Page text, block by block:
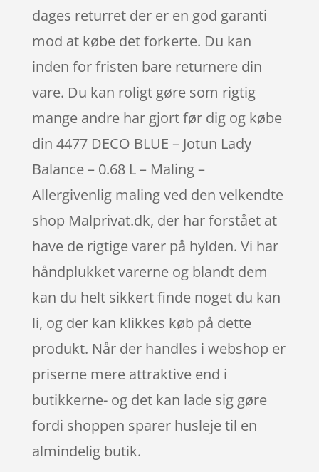
dages returret der er en god garanti
mod at købe det forkerte. Du kan
inden for fristen bare returnere din
vare. Du kan roligt gøre som rigtig
mange andre har gjort før dig og købe
din 4477 DECO BLUE – Jotun Lady
Balance – 0.68 L – Maling –
Allergivenlig maling ved den velkendte
shop Malprivat.dk, der har forstået at
have de rigtige varer på hylden. Vi har
håndplukket varerne og blandt dem
kan du helt sikkert finde noget du kan
li, og der kan klikkes køb på dette
produkt. Når der handles i webshop er
priserne mere attraktive end i
butikkerne- og det kan lade sig gøre
fordi shoppen sparer husleje til en
almindelig butik.